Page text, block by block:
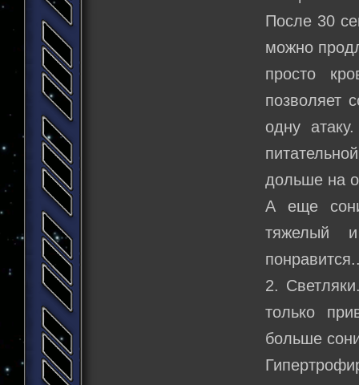
После 30
можно
просто
позволяет
одну
дольше на
А еще
тяжелый
2.
только
больше